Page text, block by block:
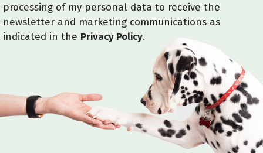
processing of my personal data to receive the
newsletter and marketing communications as
indicated in the Privacy Policy.